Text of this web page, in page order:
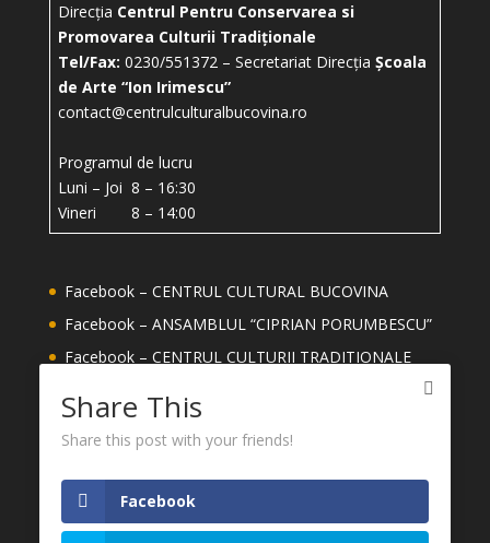
Direcția Centrul Pentru Conservarea si
Promovarea Culturii Tradiționale
Tel/Fax: 0230/551372 – Secretariat Direcția Școala
de Arte “Ion Irimescu”
contact@centrulculturalbucovina.ro
Programul de lucru
Luni – Joi 8 – 16:30
Vineri 8 – 14:00
Facebook – CENTRUL CULTURAL BUCOVINA
Facebook – ANSAMBLUL “CIPRIAN PORUMBESCU”
Facebook – CENTRUL CULTURII TRADITIONALE
SUCEAVA
Facebook – MEȘTERI DIN JUDETUL SUCEAVA
YouTube – CENTRUL CULTURAL BUCOVINA
CONSILIUL JUDEȚEAN SUCEAVA
Share This
Share this post with your friends!
Facebook